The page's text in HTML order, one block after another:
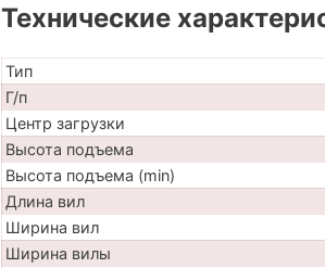
Технические
Тип
Г/п
Центр загрузки
Высота подъема
Высота подъема (min)
Длина вил
Ширина вил
Ширина вилы